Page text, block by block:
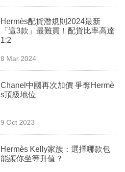
Hermès配貨潛規則2024最新
「這3款」最難買！配貨比率高達
1:2
8 Mar 2024
Chanel中國再次加價 爭奪Hermè
s頂級地位
9 Oct 2023
Hermès Kelly家族：選擇哪款包
能讓你坐等升值？